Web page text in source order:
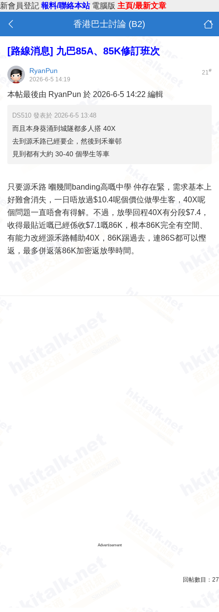
新會員登記 報料/聯絡本站 電腦版 主頁/最新文章
香港巴士討論 (B2)
[路線消息] 九巴85A、85K修訂班次
21#
RyanPun
2026-6-5 14:19
本帖最後由 RyanPun 於 2026-6-5 14:22 編輯
DS510 發表於 2026-6-5 13:48
而且本身葵涌到城隧都多人搭 40X
去到源禾路已經要企，然後到禾輋邨
見到都有大約 30-40 個學生等車
只要源禾路 嗰幾間banding高嘅中學 仲存在緊，需求基本上
好難會消失，一日唔放過$10.4呢個價位做學生客，40X呢
個問題一直唔會有得解。不過，放學回程40X有分段$7.4，
收得最貼近嘅已經係收$7.1嘅86K，根本86K完全有空間、
有能力改經源禾路輔助40X，86K踢過去，連86S都可以慳
返，最多併返落86K加密返放學時間。
Advertisement
回帖數目： 27